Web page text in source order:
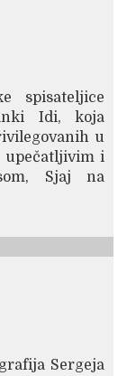
spisateljice
Idi, koja
u
upečatljivim i
Sjaj na
Sergeja